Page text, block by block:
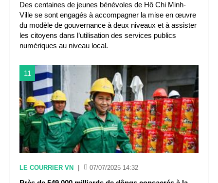
Des centaines de jeunes bénévoles de Hô Chi Minh-
Ville se sont engagés à accompagner la mise en œuvre
du modèle de gouvernance à deux niveaux et à assister
les citoyens dans l’utilisation des services publics
numériques au niveau local.
11
LE COURRIER VN 07/07/2025 14:32